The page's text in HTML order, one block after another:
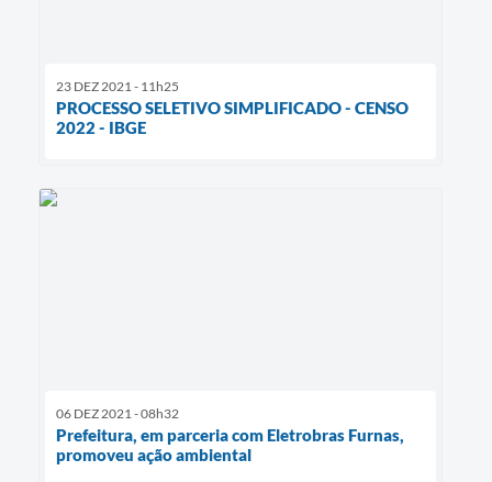
23 DEZ 2021 - 11h25
PROCESSO SELETIVO SIMPLIFICADO - CENSO
2022 - IBGE
06 DEZ 2021 - 08h32
Prefeitura, em parceria com Eletrobras Furnas,
promoveu ação ambiental